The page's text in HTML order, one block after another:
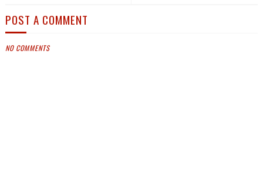
POST A COMMENT
NO COMMENTS